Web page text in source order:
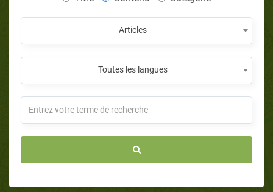
Articles
Toutes les langues